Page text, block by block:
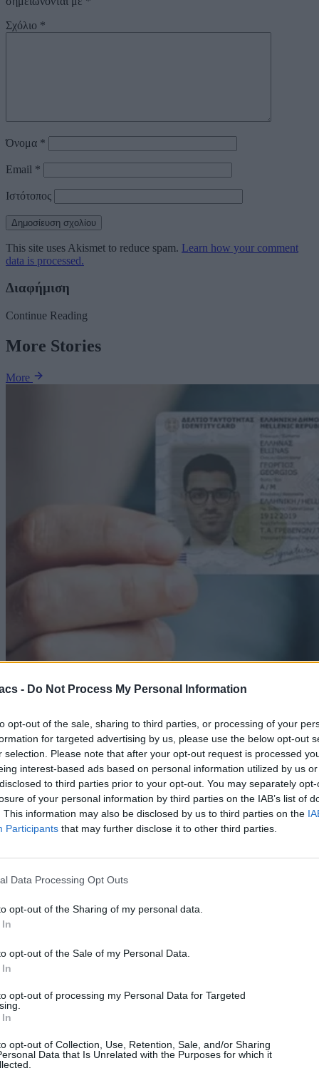
- Do Not Process My Personal Information
opt-out of the sale, sharing to third parties, or processing of your
for targeted advertising by us, please use the below opt-out
selection. Please note that after your opt-out request is processed
interest-based ads based on personal information utilized by us
to third parties prior to your opt-out. You may separately
of your personal information by third parties on the IAB’s list of
This information may also be disclosed by us to third parties on the
Participants that may further disclose it to other third parties.
Data Processing Opt Outs
opt-out of the Sharing of my personal data.
opt-out of the Sale of my Personal Data.
opt-out of processing my Personal Data for Targeted
opt-out of Collection, Use, Retention, Sale, and/or Sharing
Data that Is Unrelated with the Purposes for which it
Σχόλιο *
Όνομα *
Email *
Ιστότοπος
This site uses Akismet to reduce spam. Learn how your comment
data is processed.
Διαφήμιση
Continue Reading
More Stories
More
Technology
Άμεση αντικατάσταση της παλαιάς ταυτότητας για
αυτούς τους πολίτες
07/08/2026